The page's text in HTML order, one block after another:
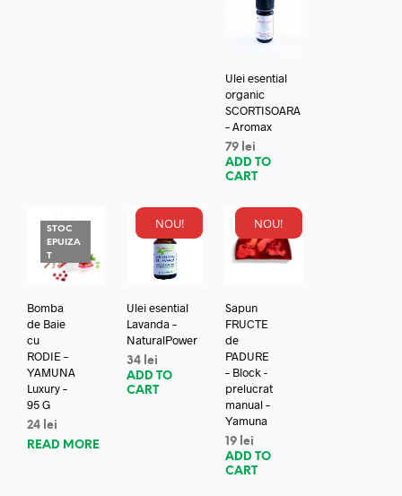
Ulei esential
organic
SCORTISOARA
– Aromax
79 lei
ADD TO
CART
STOC
EPUIZA
T
Bomba
de Baie
cu
RODIE –
YAMUNA
Luxury –
95 G
24 lei
READ MORE
NOU!
Ulei esential
Lavanda –
NaturalPower
34 lei
ADD TO
CART
NOU!
Sapun
FRUCTE
de
PADURE
– Block -
prelucrat
manual –
Yamuna
19 lei
ADD TO
CART